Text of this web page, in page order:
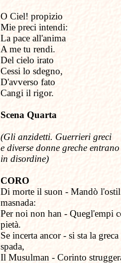
O Ciel! propizio
Mie preci intendi:
La pace all'anima
A me tu rendi.
Del cielo irato
Cessi lo sdegno,
D'avverso fato
Cangi il rigor.
Scena Quarta
(Gli anzidetti. Guerrieri greci
e diverse donne greche entrano
in disordine)
CORO
Di morte il suon - Mandò l'ostil
masnada:
Per noi non han - Quegl'empi
pietà.
Se incerta ancor - si sta la greca
spada,
Il Musulman - Corinto